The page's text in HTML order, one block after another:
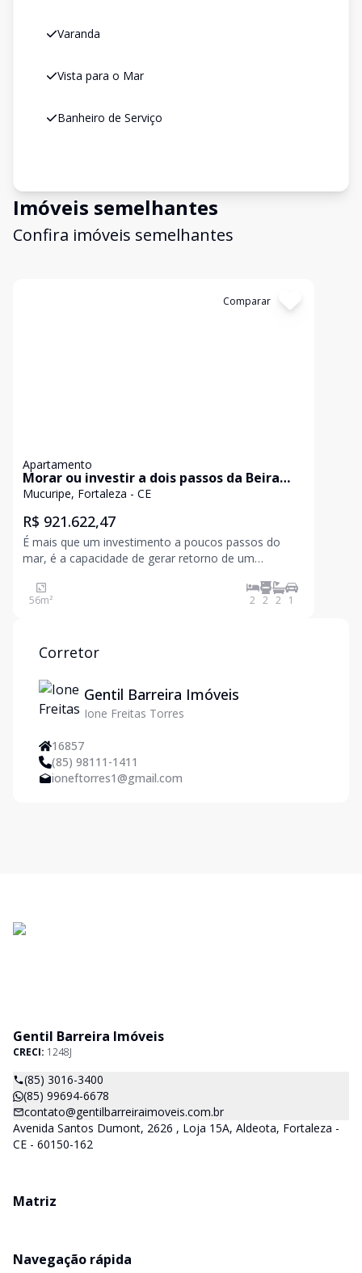
Varanda
Vista para o Mar
Banheiro de Serviço
Imóveis semelhantes
Confira imóveis semelhantes
Comparar
Apartamento
Morar ou investir a dois passos da Beira
Mar
Mucuripe, Fortaleza - CE
R$ 921.622,47
É mais que um investimento a poucos passos do
mar, é a capacidade de gerar retorno de um
pensado para o futuro.Espaços otimizados que
trazem sofisticação e conforto para o seu dia a dia,
56m² 2 2 2 1
Corretor
Gentil Barreira Imóveis
Ione Freitas Torres
16857
(85) 98111-1411
ioneftorres1@gmail.com
Gentil Barreira Imóveis
CRECI: 1248J
(85) 3016-3400
(85) 99694-6678
contato@gentilbarreiraimoveis.com.br
Avenida Santos Dumont, 2626 , Loja 15A, Aldeota, Fortaleza -
CE - 60150-162
Matriz
Navegação rápida